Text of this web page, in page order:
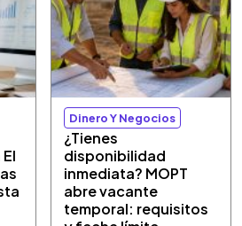
Dinero Y Negocios
¿Tienes
disponibilidad
inmediata? MOPT
abre vacante
temporal: requisitos